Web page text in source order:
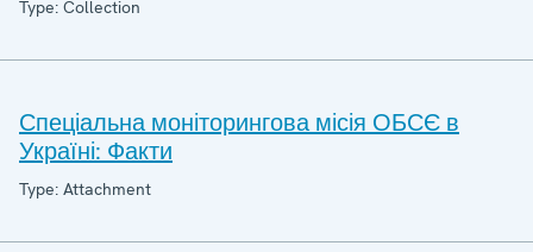
Type: Collection
Спеціальна моніторингова місія ОБСЄ в
Україні: Факти
Type: Attachment